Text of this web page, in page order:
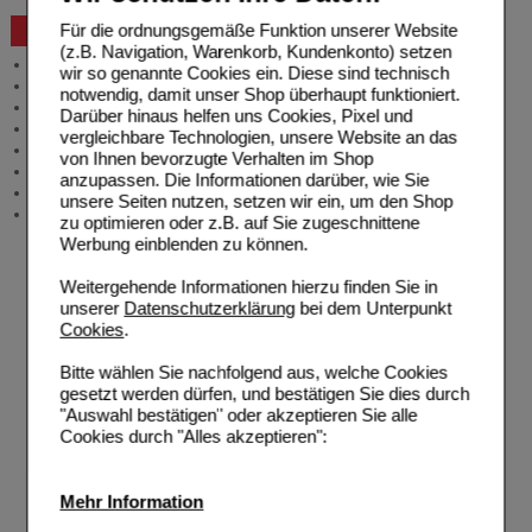
Für die ordnungsgemäße Funktion unserer Website
(z.B. Navigation, Warenkorb, Kundenkonto) setzen
wir so genannte Cookies ein. Diese sind technisch
notwendig, damit unser Shop überhaupt funktioniert.
Darüber hinaus helfen uns Cookies, Pixel und
vergleichbare Technologien, unsere Website an das
von Ihnen bevorzugte Verhalten im Shop
anzupassen. Die Informationen darüber, wie Sie
unsere Seiten nutzen, setzen wir ein, um den Shop
zu optimieren oder z.B. auf Sie zugeschnittene
Werbung einblenden zu können.
Weitergehende Informationen hierzu finden Sie in
unserer Datenschutzerklärungbei dem Unterpunkt
Cookies.
Bitte wählen Sie nachfolgend aus, welche Cookies
gesetzt werden dürfen, und bestätigen Sie dies durch
"Auswahl bestätigen" oder akzeptieren Sie alle
Cookies durch "Alles akzeptieren":
Mehr Information
Beratung und Service
Allgemeine Information
Produktberatung
Meldung Arzneimittelrisiken
Zuzahlungsfreie Arzneien
Angebote & Downloads
Neukundenprämie
Stellenangebote